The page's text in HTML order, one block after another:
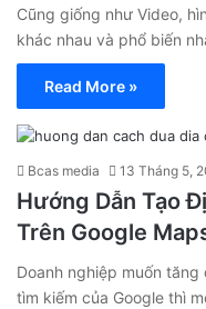
Cũng giống như Video,
khác nhau và phổ biến
Read More »
Bcas media 13 Tháng 5,
Hướng Dẫn Tạo
Trên Google
Doanh nghiệp muốn
tìm kiếm của Google thì